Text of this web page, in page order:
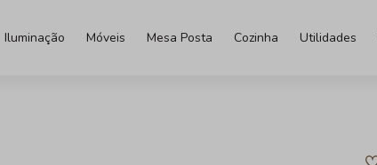
Iluminação Móveis Mesa Posta Cozinha Utilidades